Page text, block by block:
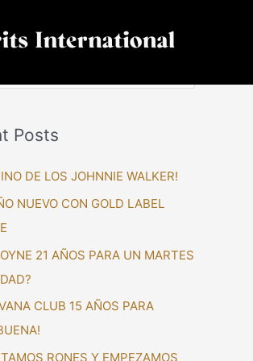
Posts
DE LOS JOHNNIE WALKER!
NUEVO CON GOLD LABEL
21 AÑOS PARA UN MARTES
CLUB 15 AÑOS PARA
RONES Y EMPEZAMOS